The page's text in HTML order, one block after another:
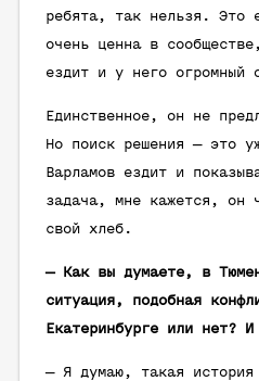
ребята, так нельзя. Это
очень ценна в
ездит и у него огромный
Единственное, он не
Но поиск решения — это
Варламов ездит и
задача, мне кажется, он
свой хлеб.
— Как вы думаете, в
ситуация, подобная
Екатеринбурге или нет? И
— Я думаю, такая история